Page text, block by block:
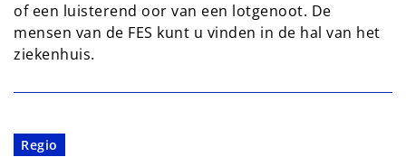
of een luisterend oor van een lotgenoot. De
mensen van de FES kunt u vinden in de hal van het
ziekenhuis.
Regio